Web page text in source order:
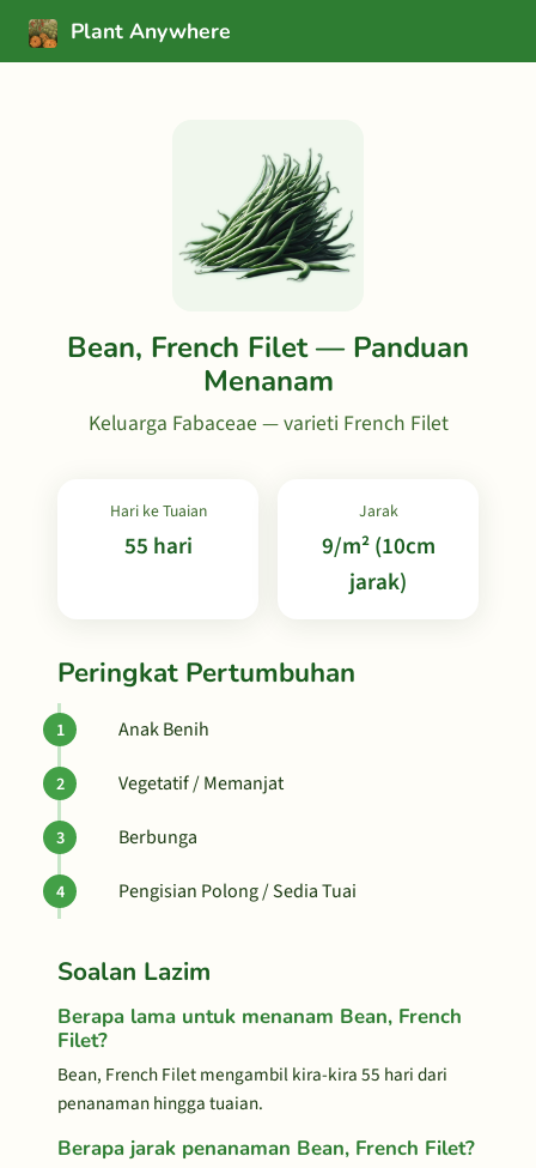
Plant Anywhere
Bean, French Filet — Panduan
Menanam
Keluarga Fabaceae — varieti French Filet
Hari ke Tuaian
55 hari
Jarak
9/m² (10cm
jarak)
Peringkat Pertumbuhan
Anak Benih
Vegetatif / Memanjat
Berbunga
Pengisian Polong / Sedia Tuai
Soalan Lazim
Berapa lama untuk menanam Bean, French
Filet?
Bean, French Filet mengambil kira-kira 55 hari dari
penanaman hingga tuaian.
Berapa jarak penanaman Bean, French Filet?